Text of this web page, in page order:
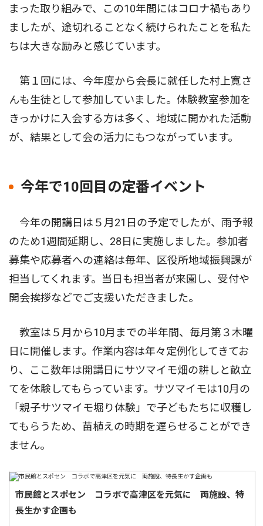
まった取り組みで、この10年間にはコロナ禍もあり
ましたが、途切れることなく続けられたことを私た
ちは大きな励みと感じています。
第１回には、今年度から会長に就任した村上寛さ
んも生徒として参加していました。体験教室参加を
きっかけに入会する方は多く、地域に開かれた活動
が、結果として会の活力にもつながっています。
今年で10回目の定番イベント
今年の開講日は５月21日の予定でしたが、雨予報
のため1週間延期し、28日に実施しました。参加者
募集や応募者への連絡は毎年、区役所地域振興課が
担当してくれます。当日も担当者が来園し、受付や
開会挨拶などでご支援いただきました。
教室は５月から10月までの半年間、毎月第３木曜
日に開催します。作業内容は年々定例化してきてお
り、ここ数年は開講日にサツマイモ畑の耕しと畝立
てを体験してもらっています。サツマイモは10月の
「親子サツマイモ堀り体験」で子どもたちに収穫し
てもらうため、苗植えの時期を遅らせることができ
ません。
市民館とスポセン コラボで高津区を元気に 両施設、特
長生かす企画も